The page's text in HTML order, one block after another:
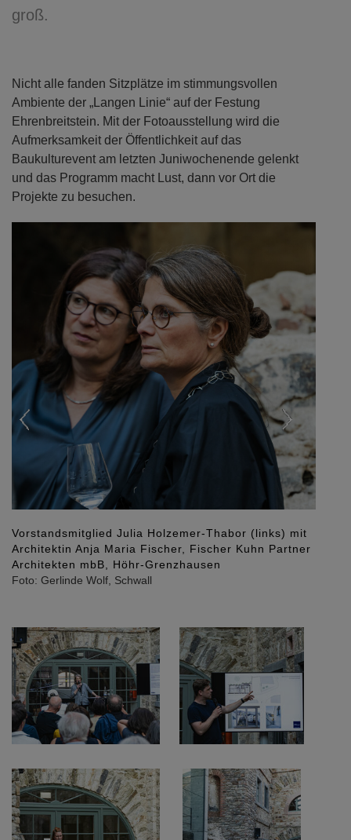
groß.
Nicht alle fanden Sitzplätze im stimmungsvollen
Ambiente der „Langen Linie“ auf der Festung
Ehrenbreitstein. Mit der Fotoausstellung wird die
Aufmerksamkeit der Öffentlichkeit auf das
Baukulturevent am letzten Juniwochenende gelenkt
und das Programm macht Lust, dann vor Ort die
Projekte zu besuchen.
Vorstandsmitglied Julia Holzemer-Thabor (links) mit
Architektin Anja Maria Fischer, Fischer Kuhn Partner
Architekten mbB, Höhr-Grenzhausen
Foto: Gerlinde Wolf, Schwall
Next